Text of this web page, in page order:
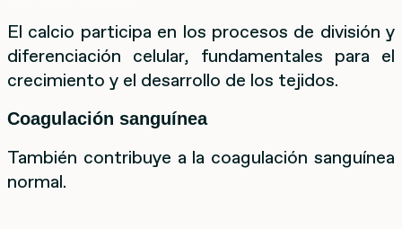
El calcio participa en los procesos de división y
diferenciación celular, fundamentales para el
crecimiento y el desarrollo de los tejidos.
Coagulación sanguínea
También contribuye a la coagulación sanguínea
normal.